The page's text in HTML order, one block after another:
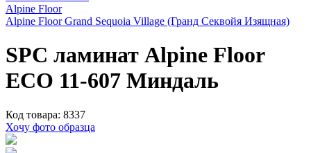
Alpine Floor
Alpine Floor Grand Sequoia Village (Гранд Секвойя Изящная)
SPC ламинат Alpine Floor
ECO 11-607 Миндаль
Код товара: 8337
Хочу фото образца